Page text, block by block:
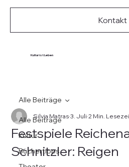
Kultur ist Leben
Kontakt
Alle Beiträge
Kultur
Büchertipps
Alle Beiträge
Festspiele
Schnitzler: Reigen
Silvia Matras 3. Juli 2 Min.